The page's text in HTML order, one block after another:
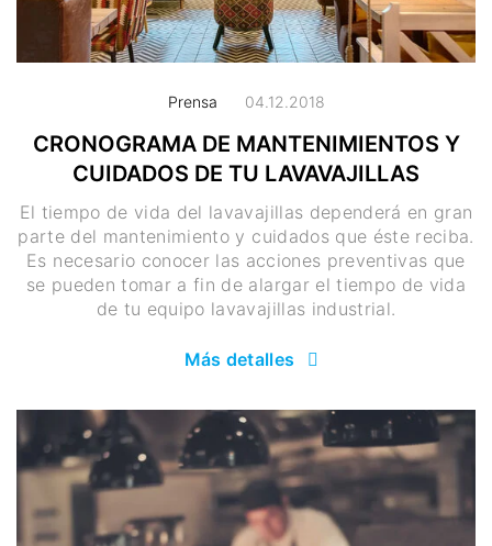
Prensa 04.12.2018
CRONOGRAMA DE MANTENIMIENTOS Y
CUIDADOS DE TU LAVAVAJILLAS
El tiempo de vida del lavavajillas dependerá en gran
parte del mantenimiento y cuidados que éste reciba.
Es necesario conocer las acciones preventivas que
se pueden tomar a fin de alargar el tiempo de vida
de tu equipo lavavajillas industrial.
Más detalles